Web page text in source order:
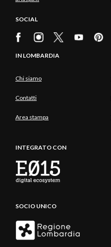
SOCIAL
IN LOMBARDIA
Chi siamo
Contatti
Area stampa
INTEGRATO CON
SOCIO UNICO